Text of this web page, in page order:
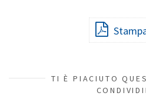
TI È PIACIUTO